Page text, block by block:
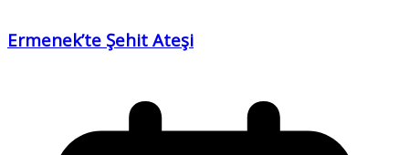
Ermenek’te Şehit Ateşi